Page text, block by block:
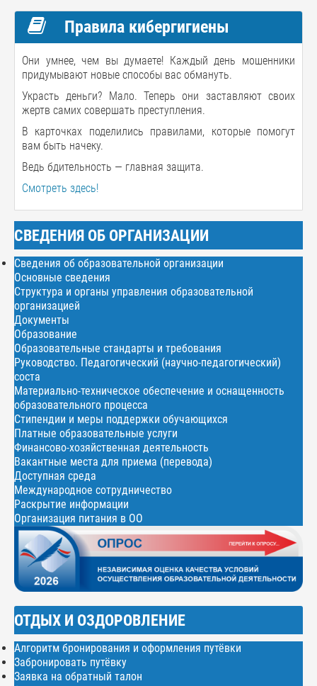
Правила кибергигиены
Они умнее, чем вы думаете! Каждый день мошенники
придумывают новые способы вас обмануть.
Украсть деньги? Мало. Теперь они заставляют своих
жертв самих совершать преступления.
В карточках поделились правилами, которые помогут
вам быть начеку.
Ведь бдительность — главная защита.
Смотреть здесь!
СВЕДЕНИЯ ОБ ОРГАНИЗАЦИИ
Сведения об образовательной организации
Основные сведения
Структура и органы управления образовательной
организацией
Документы
Образование
Образовательные стандарты и требования
Руководство. Педагогический (научно-педагогический)
соста
Материально-техническое обеспечение и оснащенность
образовательного процесса
Стипендии и меры поддержки обучающихся
Платные образовательные услуги
Финансово-хозяйственная деятельность
Вакантные места для приема (перевода)
Доступная среда
Международное сотрудничество
Раскрытие информации
Организация питания в ОО
ОТДЫХ И ОЗДОРОВЛЕНИЕ
Алгоритм бронирования и оформления путёвки
Забронировать путёвку
Заявка на обратный талон